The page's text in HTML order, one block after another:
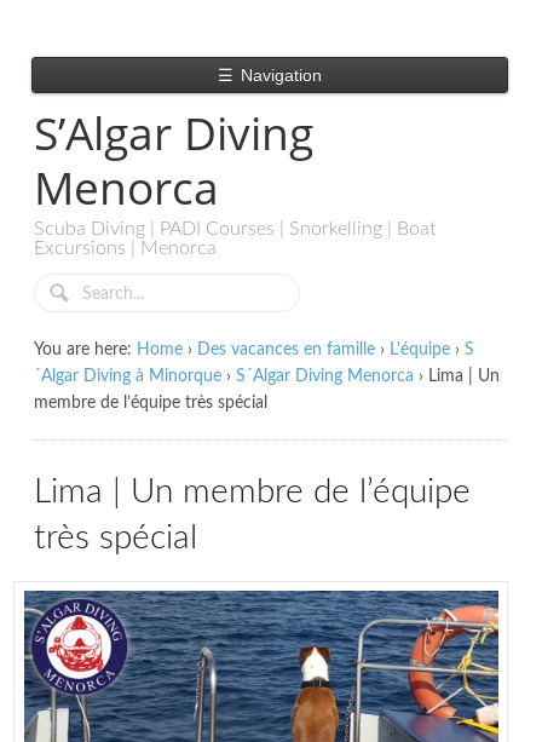
☰ Navigation
S’Algar Diving
Menorca
Scuba Diving | PADI Courses | Snorkelling | Boat
Excursions | Menorca
You are here: Home › Des vacances en famille › L'équipe › S
´Algar Diving à Minorque › S´Algar Diving Menorca › Lima | Un
membre de l’équipe très spécial
Lima | Un membre de l’équipe
très spécial